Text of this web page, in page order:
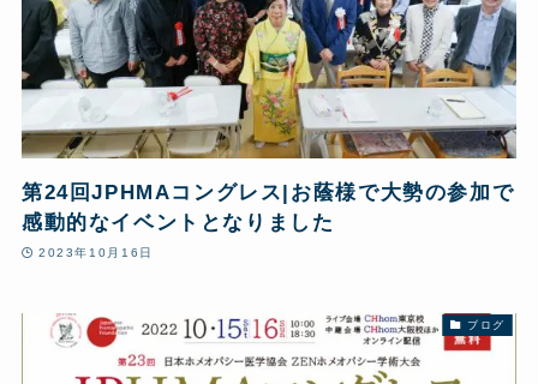
第24回JPHMAコングレス|お蔭様で大勢の参加で
感動的なイベントとなりました
2023年10月16日
ブログ